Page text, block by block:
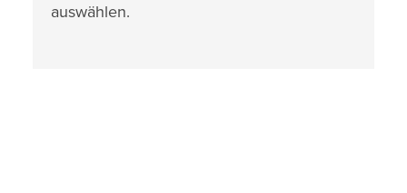
auswählen.